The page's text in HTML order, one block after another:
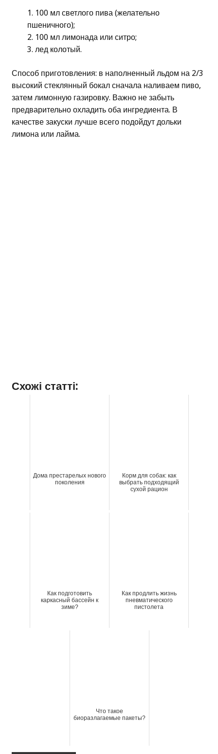
100 мл светлого пива (желательно
пшеничного);
100 мл лимонада или ситро;
лед колотый.
Способ приготовления: в наполненный льдом на 2/3
высокий стеклянный бокал сначала наливаем пиво,
затем лимонную газировку. Важно не забыть
предварительно охладить оба ингредиента. В
качестве закуски лучше всего подойдут дольки
лимона или лайма.
Схожі статті:
Дома престарелых нового
поколения
Корм для собак: как
выбрать подходящий
сухой рацион
Как подготовить
каркасный бассейн к
зиме?
Как продлить жизнь
пневматического
пистолета
Что такое
биоразлагаемые пакеты?